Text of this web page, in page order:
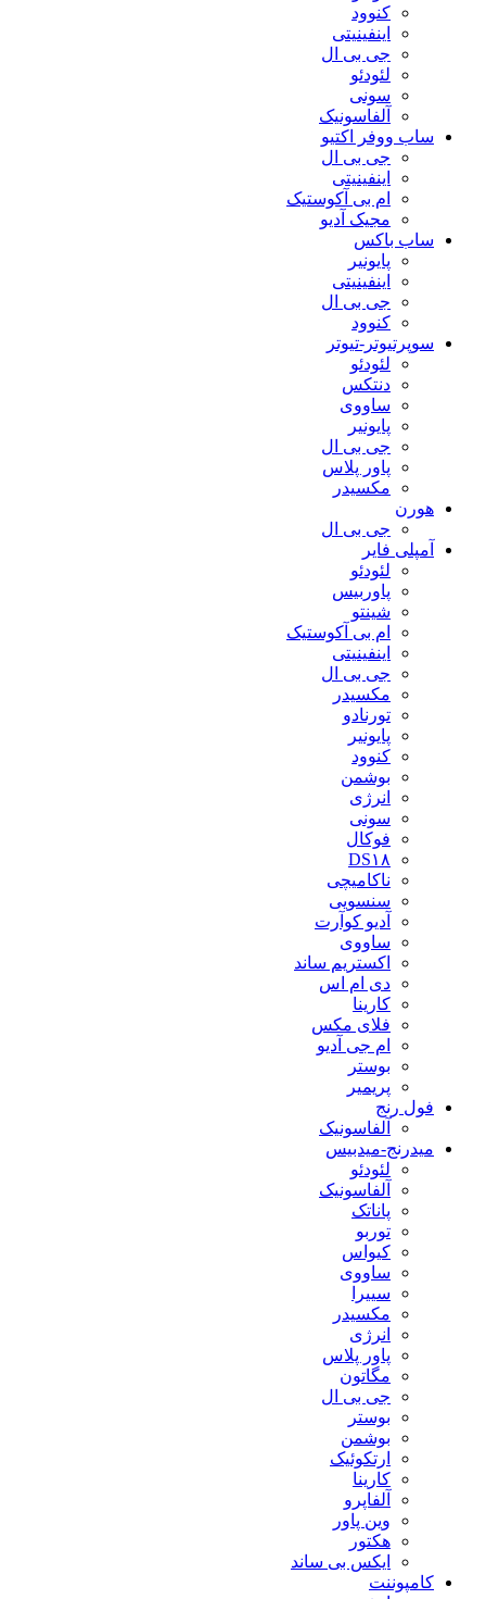
کنوود
اینفینیتی
جی بی ال
لئودئو
سونی
آلفاسونیک
ساب ووفر اکتیو
جی بی ال
اینفینیتی
ام بی آکوستیک
مجیک آدیو
ساب باکس
پایونیر
اینفینیتی
جی بی ال
کنوود
سوپرتیوتر-تیوتر
لئودئو
دنتکس
ساووی
پایونیر
جی بی ال
پاور پلاس
مکسیدر
هورن
جی بی ال
آمپلی فایر
لئودئو
پاوربیس
شینتو
ام بی آکوستیک
اینفینیتی
جی بی ال
مکسیدر
تورنادو
پایونیر
کنوود
بوشمن
انرژی
سونی
فوکال
DS۱۸
ناکامیچی
سنسویی
آدیو کوآرت
ساووی
اکستریم ساند
دی ام اس
کارینا
فلای مکس
ام جی آدیو
بوستر
پریمیر
فول رنج
آلفاسونیک
میدرنج-میدبیس
لئودئو
آلفاسونیک
پاناتک
توربو
کیواس
ساووی
سییرا
مکسیدر
انرژی
پاور پلاس
مگاتون
جی بی ال
بوستر
بوشمن
ارتکوئیک
کارینا
آلفاپرو
وین پاور
هکتور
ایکس بی ساند
کامپوننت